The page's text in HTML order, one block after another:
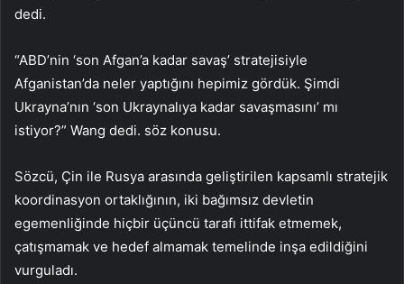
dedi.
“ABD’nin ‘son Afgan’a kadar savaş’ stratejisiyle
Afganistan’da neler yaptığını hepimiz gördük. Şimdi
Ukrayna’nın ‘son Ukraynalıya kadar savaşmasını’ mı
istiyor?” Wang dedi. söz konusu.
Sözcü, Çin ile Rusya arasında geliştirilen kapsamlı stratejik
koordinasyon ortaklığının, iki bağımsız devletin
egemenliğinde hiçbir üçüncü tarafı ittifak etmemek,
çatışmamak ve hedef almamak temelinde inşa edildiğini
vurguladı.